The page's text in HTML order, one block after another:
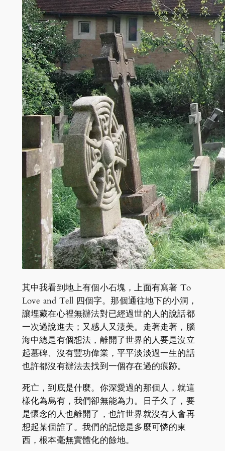
其中我看到地上有個小石塊，上面有寫著 To
Love and Tell 四個字。那個通往地下的小洞，
讓埋藏在心裡無辦法對已經過世的人的說話都
一次過說進去；又感人又淒美。走著走著，腦
海中總是有個想法，離開了世界的人要是沒立
起墓碑、沒有豐功偉業，平平淡淡過一生的話
也許都沒有辦法去找到一個存在過的痕跡。
死亡，到底是什麼。你深愛過的那個人，就這
樣化為烏有，我們卻無能為力。日子久了，要
是懷念的人也離開了，也許世界就沒有人會再
想起某個誰了。我們的記憶是多麼可憐的東
西，根本毫無實體化的餘地。